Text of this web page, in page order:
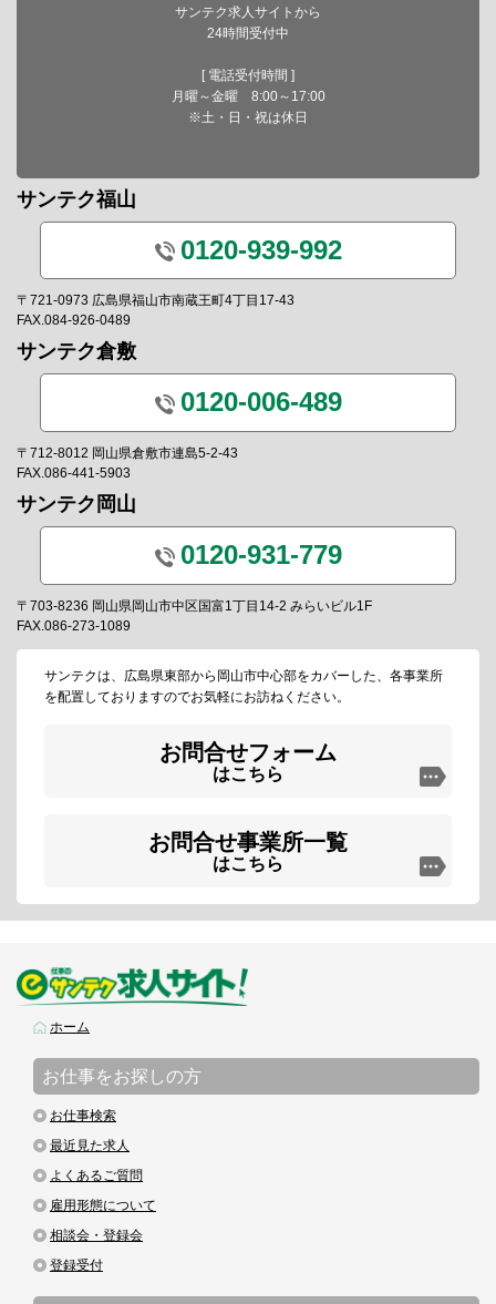
サンテク求人サイトから
24時間受付中
[ 電話受付時間 ]
月曜～金曜 8:00～17:00
※土・日・祝は休日
サンテク福山
0120-939-992
〒721-0973 広島県福山市南蔵王町4丁目17-43
FAX.084-926-0489
サンテク倉敷
0120-006-489
〒712-8012 岡山県倉敷市連島5-2-43
FAX.086-441-5903
サンテク岡山
0120-931-779
〒703-8236 岡山県岡山市中区国富1丁目14-2 みらいビル1F
FAX.086-273-1089
サンテクは、広島県東部から岡山市中心部をカバーした、各事業所
を配置しておりますのでお気軽にお訪ねください。
お問合せフォーム
はこちら
お問合せ事業所一覧
はこちら
ホーム
お仕事をお探しの方
お仕事検索
最近見た求人
よくあるご質問
雇用形態について
相談会・登録会
登録受付